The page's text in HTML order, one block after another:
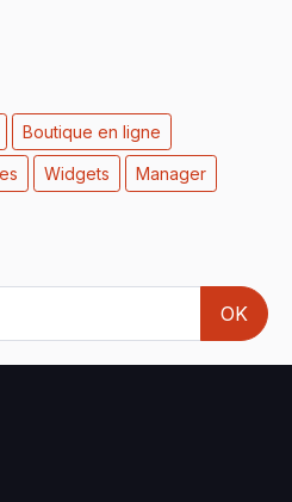
Boutique en ligne
Widgets Manager
OK